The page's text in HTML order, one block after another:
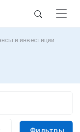
и инвестиции